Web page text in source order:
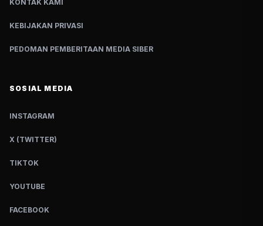
KONTAK KAMI
KEBIJAKAN PRIVASI
PEDOMAN PEMBERITAAN MEDIA SIBER
SOSIAL MEDIA
INSTAGRAM
X (TWITTER)
TIKTOK
YOUTUBE
FACEBOOK